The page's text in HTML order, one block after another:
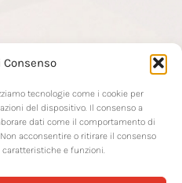
tecnologie come i cookie per
del dispositivo. Il consenso a
dati come il comportamento di
acconsentire o ritirare il consenso
e funzioni.